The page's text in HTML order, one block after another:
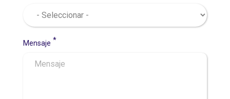
Mensaje